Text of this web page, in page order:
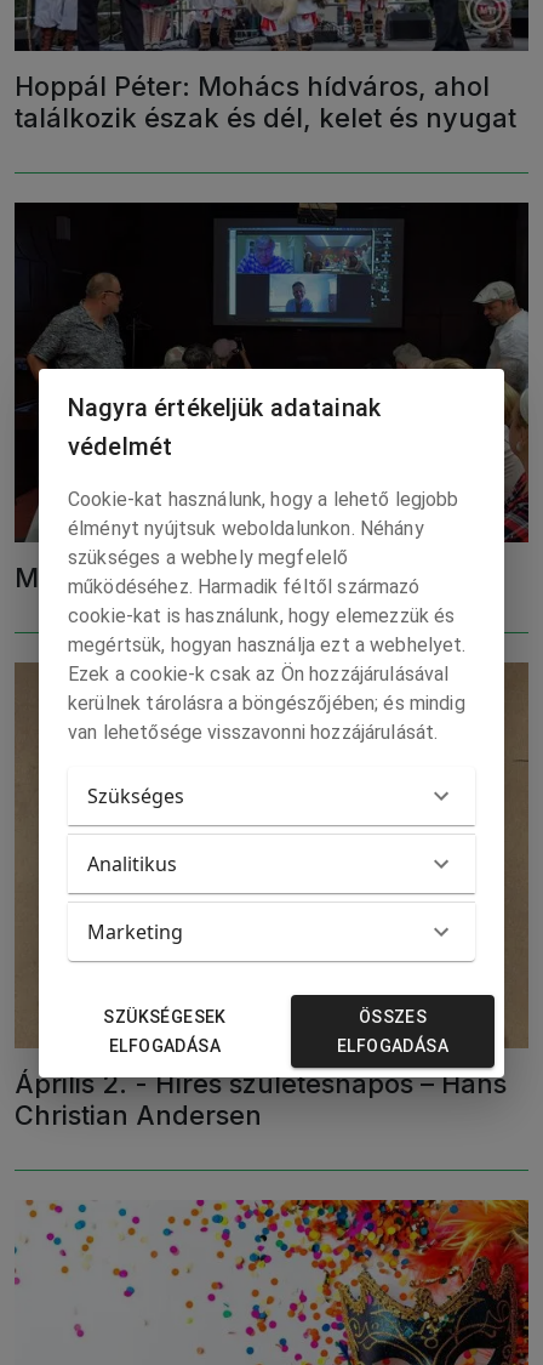
Hoppál Péter: Mohács hídváros, ahol
találkozik észak és dél, kelet és nyugat
Mohácsi János Komáromban rendez
Április 2. - Híres születésnapos – Hans
Christian Andersen
Nagyra értékeljük adatainak
védelmét
Cookie-kat használunk, hogy a lehető legjobb
élményt nyújtsuk weboldalunkon. Néhány
szükséges a webhely megfelelő
működéséhez. Harmadik féltől származó
cookie-kat is használunk, hogy elemezzük és
megértsük, hogyan használja ezt a webhelyet.
Ezek a cookie-k csak az Ön hozzájárulásával
kerülnek tárolásra a böngészőjében; és mindig
van lehetősége visszavonni hozzájárulását.
Szükséges
Analitikus
Marketing
SZÜKSÉGESEK
ELFOGADÁSA
ÖSSZES
ELFOGADÁSA